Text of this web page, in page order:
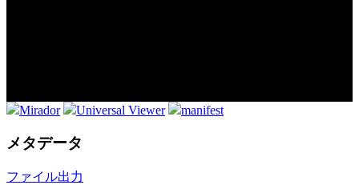
Mirador Universal Viewer manifest
メタデータ
ファイル出力